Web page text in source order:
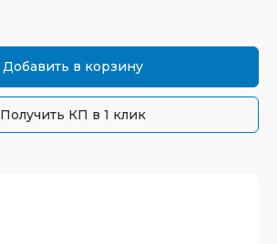
Добавить в корзину
Получить КП в 1 клик